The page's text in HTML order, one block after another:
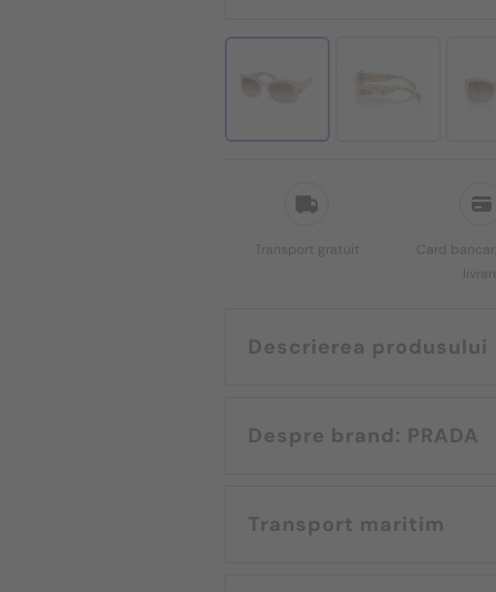
Transport gratuit
Card
Descrierea produsului
Despre brand: PRADA
Transport maritim